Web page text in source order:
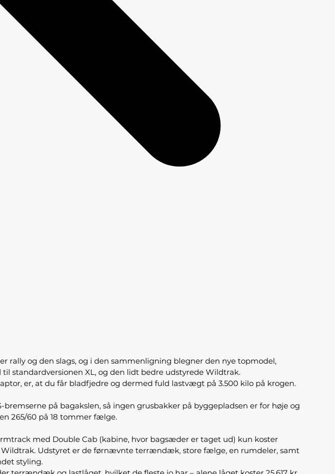
rally og den slags, og i den sammenligning blegner den nye topmodel,
standardversionen XL, og den lidt bedre udstyrede Wildtrak.
er, at du får bladfjedre og dermed fuld lastvægt på 3.500 kilo på krogen.
på bagakslen, så ingen grusbakker på byggepladsen er for høje og
265/60 på 18 tommer fælge.
med Double Cab (kabine, hvor bagsæder er taget ud) kun koster
Wildtrak. Udstyret er de førnævnte terrændæk, store fælge, en rumdeler, samt
styling.